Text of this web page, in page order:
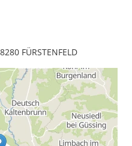
FÜRSTENFELD